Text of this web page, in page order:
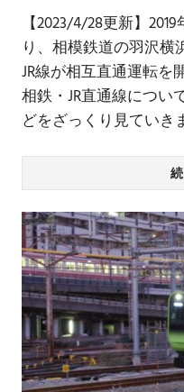
【2023/4/28更新】
り、相模鉄道の羽沢横
JR線が相互直通運転を
相鉄・JR直通線につい
どをざっくり見ていき